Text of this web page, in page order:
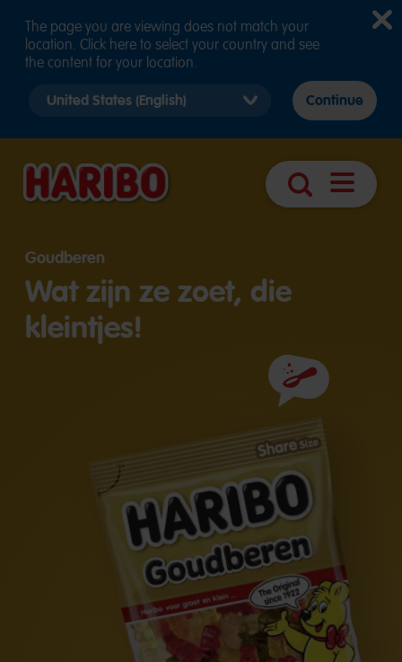
Zoek
Navigatie
Goudberen
Wat zijn ze zoet, die
kleintjes!
Ingrediënten
The page you are viewing does not match your
location. Click here to select your country and see
the content for your location.
country
Continue